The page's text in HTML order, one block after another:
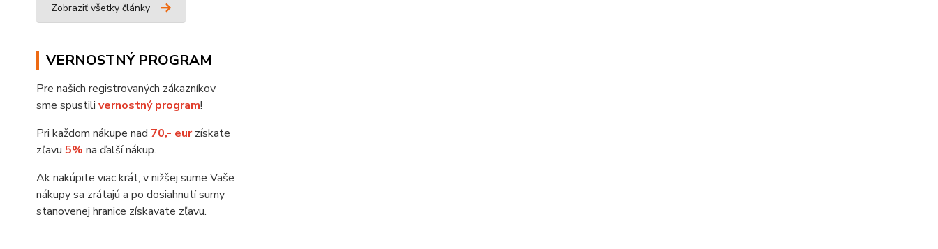
Zobraziť všetky články
VERNOSTNÝ PROGRAM
Pre našich registrovaných zákazníkov
sme spustili vernostný program!
Pri každom nákupe nad 70,- eurzískate
zľavu 5% na ďalší nákup.
Ak nakúpite viac krát, v nižšej sume Vaše
nákupy sa zrátajú a po dosiahnutí sumy
stanovenej hranice získavate zľavu.